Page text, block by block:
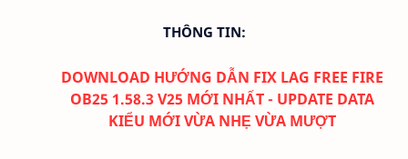
THÔNG TIN:
DOWNLOAD HƯỚNG DẪN FIX LAG FREE FIRE
OB25 1.58.3 V25 MỚI NHẤT - UPDATE DATA
KIỂU MỚI VỪA NHẸ VỪA MƯỢT